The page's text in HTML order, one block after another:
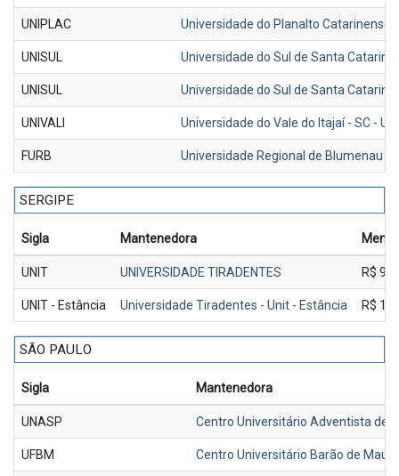
UNIPLAC Universidade do Planalto Catarinense -
UNISUL Universidade do Sul de Santa Catarina
UNISUL Universidade do Sul de Santa
UNIVALI Universidade do Vale do Itajaí - SC -
FURB Universidade Regional de Blumenau -
SERGIPE
Sigla Mantenedora
UNIT UNIVERSIDADE TIRADENTES R$
UNIT - Estância Universidade Tiradentes - Unit - Estância R$
SÃO PAULO
Sigla Mantenedora
UNASP Centro Universitário Adventista de
UFBM Centro Universitário Barão de